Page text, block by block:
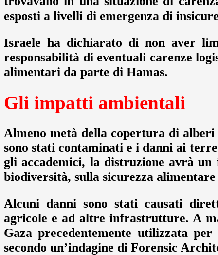
esposti a livelli di emergenza di
Israele ha dichiarato di non aver
responsabilità di eventuali carenze
alimentari da parte di Hamas.
Gli impatti ambientali
Almeno metà della copertura di alberi
sono stati contaminati e i danni ai
gli accademici, la distruzione avrà
biodiversità, sulla sicurezza
Alcuni danni sono stati causati
agricole e ad altre infrastrutture. A
Gaza precedentemente utilizzata
secondo un’indagine di Forensic